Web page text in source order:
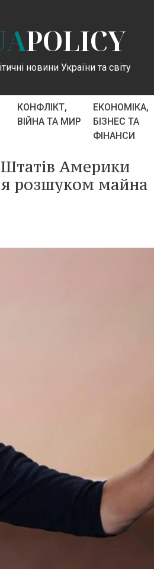
POLICY
новини України та світу
КОНФЛІКТ,
ВІЙНА ТА МИР
ЕКОНОМІКА,
БІЗНЕС ТА
ФІНАНСИ
Америки
розшуком майна